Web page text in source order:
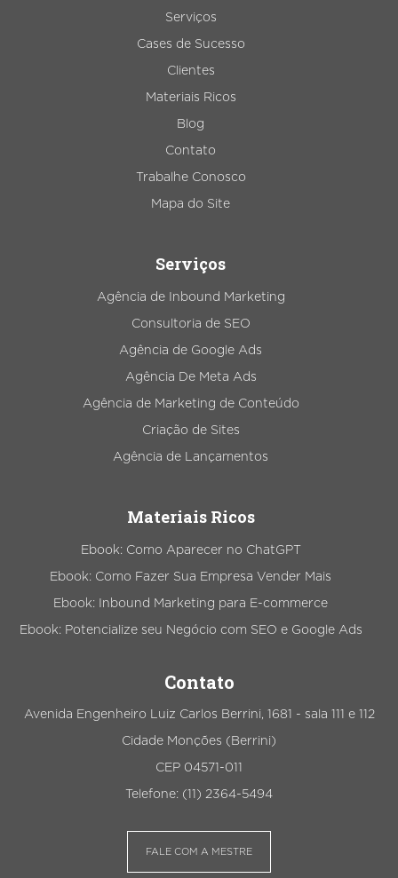
Serviços
Cases de Sucesso
Clientes
Materiais Ricos
Blog
Contato
Trabalhe Conosco
Mapa do Site
Serviços
Agência de Inbound Marketing
Consultoria de SEO
Agência de Google Ads
Agência De Meta Ads
Agência de Marketing de Conteúdo
Criação de Sites
Agência de Lançamentos
Materiais Ricos
Ebook: Como Aparecer no ChatGPT
Ebook: Como Fazer Sua Empresa Vender Mais
Ebook: Inbound Marketing para E-commerce
Ebook: Potencialize seu Negócio com SEO e Google Ads
Contato
Avenida Engenheiro Luiz Carlos Berrini, 1681 - sala 111 e 112
Cidade Monções (Berrini)
CEP 04571-011
Telefone: (11) 2364-5494
FALE COM A MESTRE